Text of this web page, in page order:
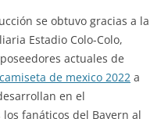
se obtuvo gracias a la
Estadio Colo-Colo,
actuales de
camiseta de mexico 2022 a
en el
fanáticos del Bayern al